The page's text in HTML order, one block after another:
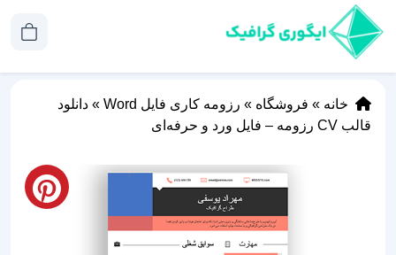
خانه » فروشگاه » رزومه کاری فایل Word » دانلود
قالب CV رزومه – فایل ورد و حرفه‌ای